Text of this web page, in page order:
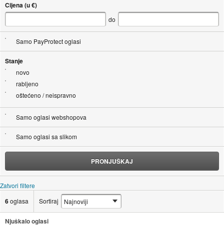
Cijena (u €)
do
Samo PayProtect oglasi
Stanje
novo
rabljeno
oštećeno / neispravno
Samo oglasi webshopova
Samo oglasi sa slikom
PRONJUŠKAJ
Zatvori filtere
6oglasa Sortiraj
Njuškalo oglasi